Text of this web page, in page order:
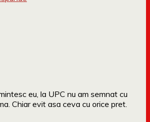
eu, la UPC nu am semnat cu
Chiar evit asa ceva cu orice pret.